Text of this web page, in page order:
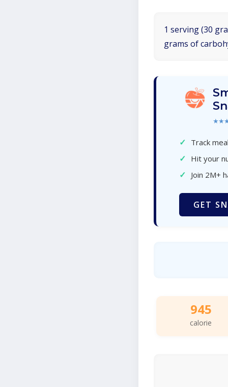
1 serving (30
grams of
✓ Track
✓ Hit your
✓ Join 2M+
GET
945
calorie